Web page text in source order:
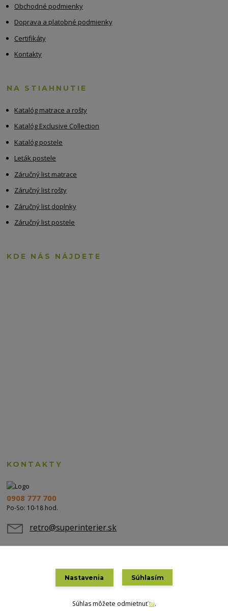
Obchodné podmienky
Doprava a platobné podmienky
Certifikáty
Kontakty
NA STIAHNUTIE
Katalóg matrace a rošty
Katalóg Exclusive Collection
Katalóg postele
Leták postele
Záručný list matrace
Záručný list rošty
Záručný list doplnky
Záručný list postele
KDE NÁS NÁJDETE
KONTAKTY
0908 777 700
Po-So: 10-18 hod.
retro@superinterier.sk
Vytvorené na Eshop-rychlo.sk
Nastavenia Súhlasím
Súhlas môžete odmietnuťtu.